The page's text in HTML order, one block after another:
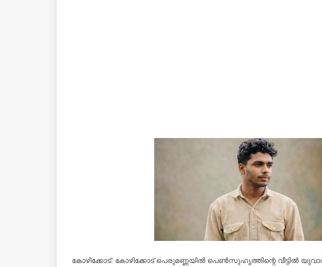
കോഴിക്കോട്: കോഴിക്കോട് പെരുമണ്ണയിൽ പെൺസുഹൃത്തിന്റെ വീട്ടിൽ